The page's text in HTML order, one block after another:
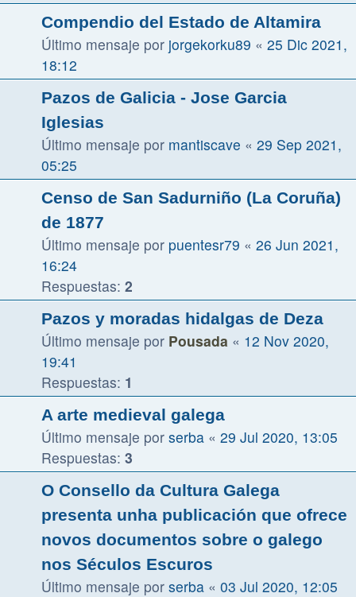
Compendio del Estado de Altamira
Último mensaje por jorgekorku89 « 25 Dic 2021,
18:12
Pazos de Galicia - Jose Garcia
Iglesias
Último mensaje por mantiscave « 29 Sep 2021,
05:25
Censo de San Sadurniño (La Coruña)
de 1877
Último mensaje por puentesr79 « 26 Jun 2021,
16:24
Respuestas: 2
Pazos y moradas hidalgas de Deza
Último mensaje por Pousada « 12 Nov 2020,
19:41
Respuestas: 1
A arte medieval galega
Último mensaje por serba « 29 Jul 2020, 13:05
Respuestas: 3
O Consello da Cultura Galega
presenta unha publicación que ofrece
novos documentos sobre o galego
nos Séculos Escuros
Último mensaje por serba « 03 Jul 2020, 12:05